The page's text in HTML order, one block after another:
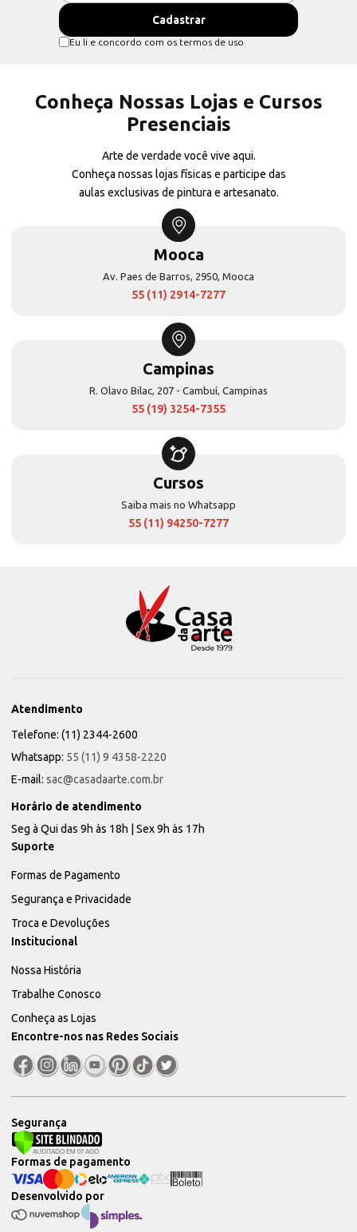
Eu li e concordo com os termos de uso
Conheça Nossas Lojas e Cursos
Presenciais
Arte de verdade você vive aqui.
Conheça nossas lojas físicas e participe das
aulas exclusivas de pintura e artesanato.
Mooca
Av. Paes de Barros, 2950, Mooca
55 (11) 2914-7277
Campinas
R. Olavo Bilac, 207 - Cambuí, Campinas
55 (19) 3254-7355
Cursos
Saiba mais no Whatsapp
55 (11) 94250-7277
Atendimento
Telefone: (11) 2344-2600
Whatsapp: 55 (11) 9 4358-2220
E-mail: sac@casadaarte.com.br
Horário de atendimento
Seg à Qui das 9h às 18h | Sex 9h às 17h
Suporte
Formas de Pagamento
Segurança e Privacidade
Troca e Devoluções
Institucional
Nossa História
Trabalhe Conosco
Conheça as Lojas
Encontre-nos nas Redes Sociais
Segurança
Desenvolvido por
Formas de pagamento